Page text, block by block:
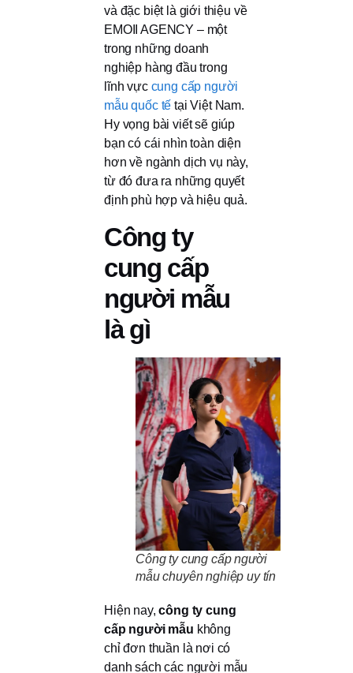
và đặc biệt là giới thiệu về
EMOII AGENCY – một
trong những doanh
nghiệp hàng đầu trong
lĩnh vực cung cấp người
mẫu quốc tế tại Việt Nam.
Hy vọng bài viết sẽ giúp
bạn có cái nhìn toàn diện
hơn về ngành dịch vụ này,
từ đó đưa ra những quyết
định phù hợp và hiệu quả.
Công ty
cung cấp
người mẫu
là gì
Công ty cung cấp người
mẫu chuyên nghiệp uy tín
Hiện nay,công ty cung
cấp người mẫu không
chỉ đơn thuần là nơi có
danh sách các người mẫu